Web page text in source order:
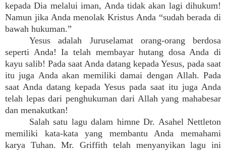
kepada Dia melalui iman, Anda tidak akan lagi dihukum!
Namun jika Anda menolak Kristus Anda “sudah berada di
bawah hukuman.”
Yesus adalah Juruselamat orang-orang berdosa
seperti Anda! Ia telah membayar hutang dosa Anda di
kayu salib! Pada saat Anda datang kepada Yesus, pada saat
itu juga Anda akan memiliki damai dengan Allah. Pada
saat Anda datang kepada Yesus pada saat itu juga Anda
telah lepas dari penghukuman dari Allah yang mahabesar
dan menakutkan!
Salah satu lagu dalam himne Dr. Asahel Nettleton
memiliki kata-kata yang membantu Anda memahami
karya Tuhan. Mr. Griffith telah menyanyikan lagu ini